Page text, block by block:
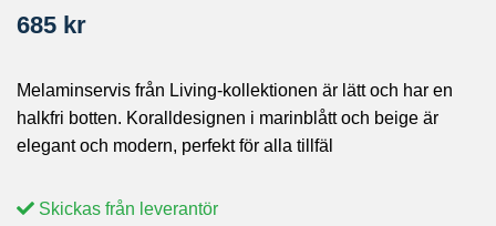
685 kr
Melaminservis från Living-kollektionen är lätt och har en
halkfri botten. Koralldesignen i marinblått och beige är
elegant och modern, perfekt för alla tillfäl
Skickas från leverantör